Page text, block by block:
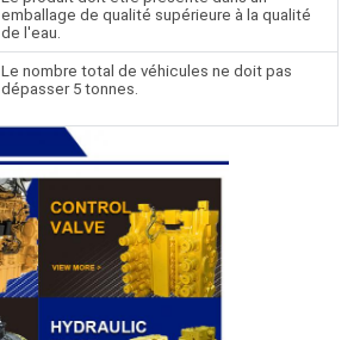
emballage de qualité supérieure à la qualité
de l'eau.
Le nombre total de véhicules ne doit pas
dépasser 5 tonnes.